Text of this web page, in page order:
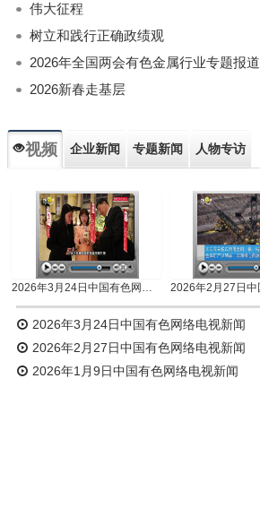
伟大征程
树立和践行正确政绩观
2026年全国两会有色金属行业专题报道
2026新春走基层
视频 企业新闻 专题新闻 人物专访
2026年3月24日中国有色网络电视新闻
2026年3月24日中国有色网络电视新闻
2026年2月27日中国有色网络电视新闻
2026年1月9日中国有色网络电视新闻